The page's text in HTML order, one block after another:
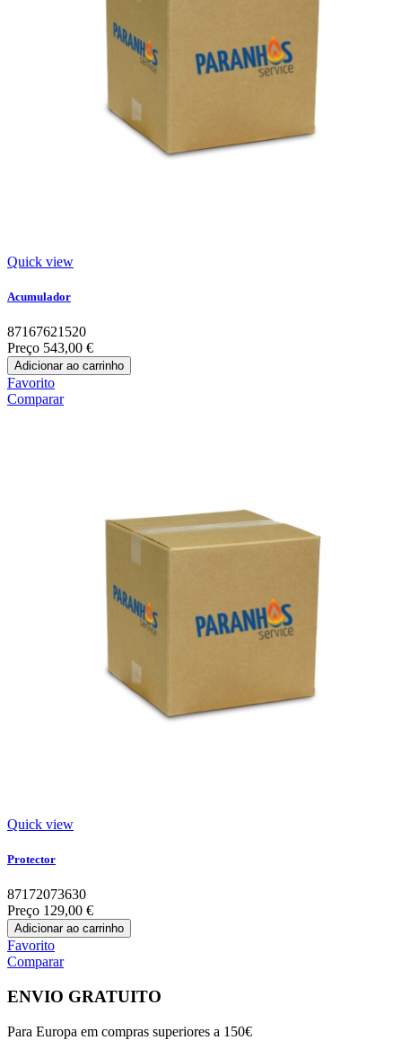
Quick view
Acumulador
87167621520
Preço 543,00 €
Adicionar ao carrinho
Favorito
Comparar
Quick view
Protector
87172073630
Preço 129,00 €
Adicionar ao carrinho
Favorito
Comparar
ENVIO GRATUITO
Para Europa em compras superiores a 150€